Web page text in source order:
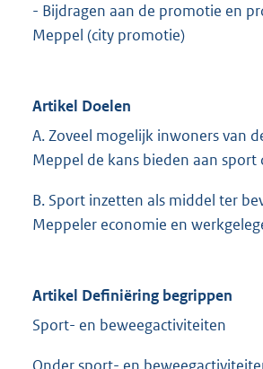
- Bijdragen aan de promotie en
Meppel (city promotie)
Artikel Doelen
A. Zoveel mogelijk inwoners van
Meppel de kans bieden aan sport
B. Sport inzetten als middel ter
Meppeler economie en
Artikel Definiëring begrippen
Sport- en beweegactiviteiten